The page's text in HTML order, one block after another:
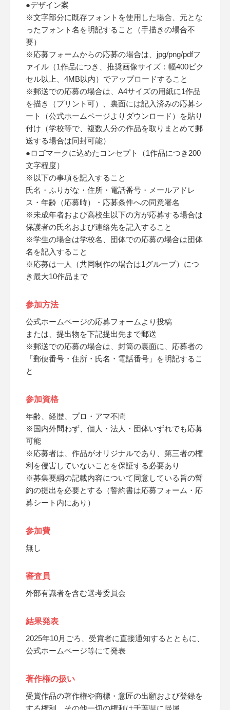
●デザイン案
※文字部分に既存フォントを使用した場合、元とな
ったフォント名を明記すること（手描きの場合不
要）
※応募フォームからの応募の場合は、jpg/png/pdfフ
ァイル（1作品につき、推奨画像サイズ：幅400ピク
セル以上、4MB以内）でアップロードすること
※郵送での応募の場合は、A4サイズの用紙に1作品
を描き（プリント可）、裏面には記入済みの応募シ
ート（公式ホームページよりダウンロード）を貼り
付け（学校等で、複数人分の作品を取りまとめて郵
送する場合は同封可能）
●ロゴマークに込めたコンセプト（1作品につき200
文字程度）
※以下の事項を記入すること
氏名・ふりがな・住所・電話番号・メールアドレ
ス・年齢（応募時）・応募条件への同意署名
※未成年者および高校生以下の方が応募する場合は
保護者の氏名および連絡先を記入すること
※学生の場合は学校名、団体での応募の場合は団体
名を記入すること
※応募は一人（共同制作の場合は1グループ）につ
き最大10作品まで
参加方法
公式ホームページの応募フォームより投稿
または、提出物を下記提出先まで郵送
※郵送での応募の場合は、封筒の裏面に、応募者の
「郵便番号・住所・氏名・電話番号」を明記するこ
と
参加資格
年齢、経歴、プロ・アマ不問
※国内外問わず、個人・法人・団体いずれでも応募
可能
※応募者は、作品がオリジナルであり、第三者の権
利を侵害していないことを保証する必要あり
※募集要綱の記載内容について同意している旨の誓
約の提出を必要とする（誓約書は応募フォーム・応
募シート内にあり）
参加費
無し
審査員
外部有識者を含む選考委員会
結果発表
2025年10月ごろ、受賞者に直接通知するとともに、
公式ホームページ等にて発表
著作権の扱い
受賞作品の著作権や商標・意匠の出願および登録を
する権利、その他一切の権利は千葉県に帰属